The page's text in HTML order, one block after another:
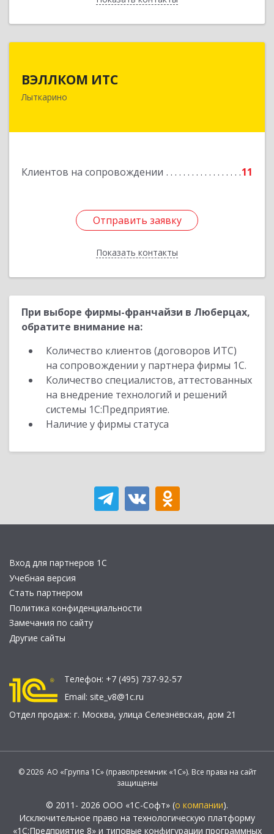
ВЭЛЛКОМ ИТС
Лыткарино
Клиентов на сопровождении 11
Отправить заявку
Показать контакты
Лыткарино г, Первомайская ул, дом № 3/5,
Отправить заявку
Назад
При выборе фирмы-франчайзи в Люберцах,
обратите внимание на:
Количество клиентов (договоров ИТС)
на сопровождении у партнера фирмы 1С.
Количество специалистов, аттестованных
на внедрение технологий и решений
системы 1С:Предприятие.
Наличие у фирмы статуса
Вход для партнеров 1С
Учебная версия
Стать партнером
Политика конфиденциальности
Замечания по сайту
Другие сайты
Телефон: +7 (495) 737-92-57
Email: site_v8@1c.ru
Отдел продаж: г. Москва, улица Селезнёвская, дом 21
© 2026 АО «Группа 1С» (правопреемник «1С»). Все права на сайт
защищены
© 2011- 2026 ООО «1С-Софт» (о компании).
Исключительное право на технологическую платформу
«1С:Предприятие 8» и типовые конфигурации программных